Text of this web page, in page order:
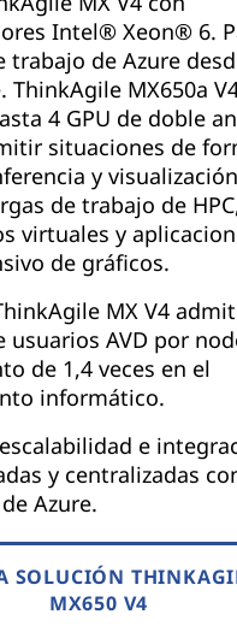
Intel® Xeon® 6.
trabajo de Azure
ThinkAgile MX650a
4 GPU de doble
situaciones de
y
de trabajo de
virtuales y
de gráficos.
MX V4
usuarios AVD por
de 1,4 veces en el
informático.
e
y centralizadas
Azure.
SOLUCIÓN
MX650 V4